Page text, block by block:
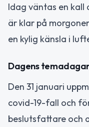
Idag väntas en kall
är klar på
en kylig känsla i
Dagens
Den 31 januari
covid-19-fall och
beslutsfattare och